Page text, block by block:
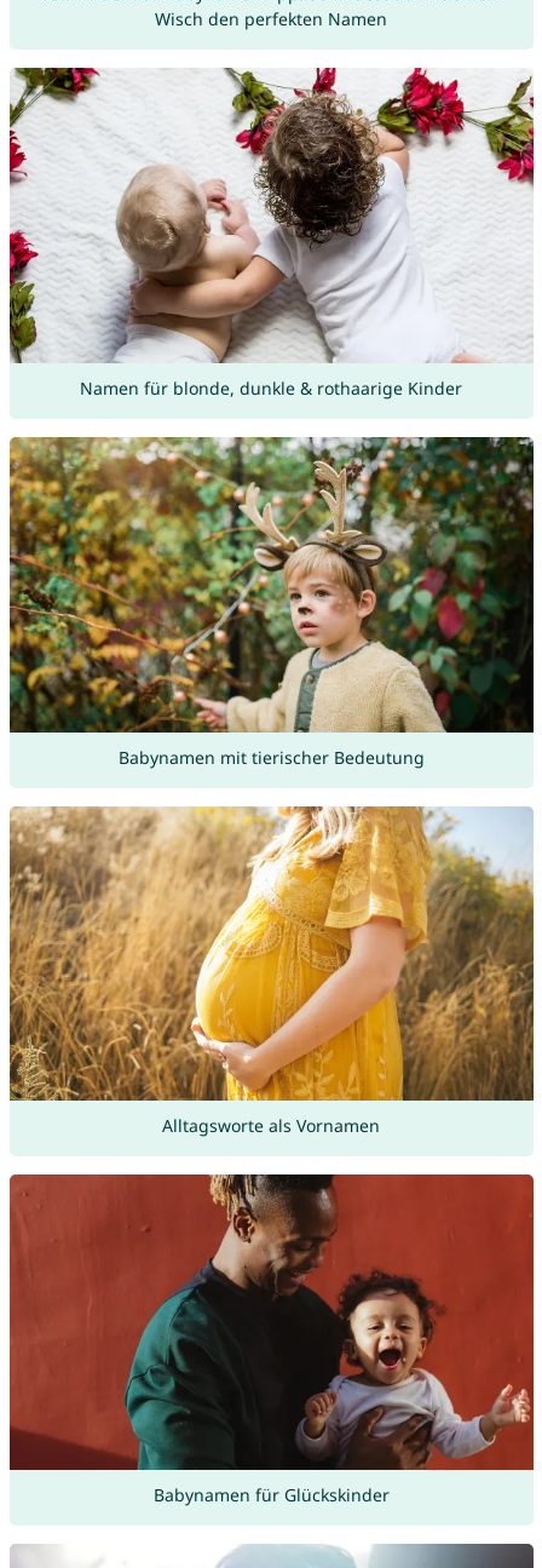
Wisch den perfekten Namen
Namen für blonde, dunkle & rothaarige Kinder
Babynamen mit tierischer Bedeutung
Alltagsworte als Vornamen
Babynamen für Glückskinder